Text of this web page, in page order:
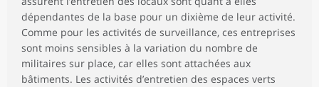
dépendantes de la base pour un dixième de leur activité.
Comme pour les activités de surveillance, ces entreprises
sont moins sensibles à la variation du nombre de
militaires sur place, car elles sont attachées aux
bâtiments. Les activités d’entretien des espaces verts